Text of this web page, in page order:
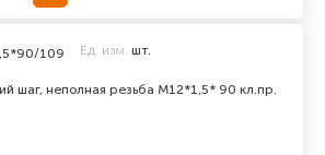
шаг, неполная резьба M12*1,5* 90 кл.пр.
109 Ед. изм. шт.